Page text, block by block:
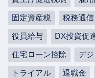
固定資産税 税務通信
役員給与 DX投資促
住宅ローン控除 デ
トライアル 退職金